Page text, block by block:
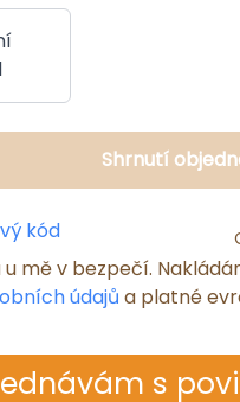
Shrnutí
kód
u mě v bezpečí.
údajů a platné
s